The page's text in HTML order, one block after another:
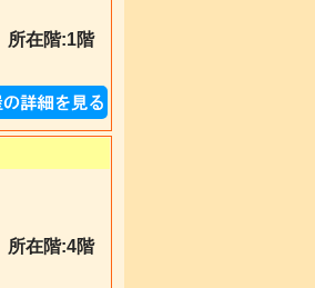
所在階:1階
所在階:4階